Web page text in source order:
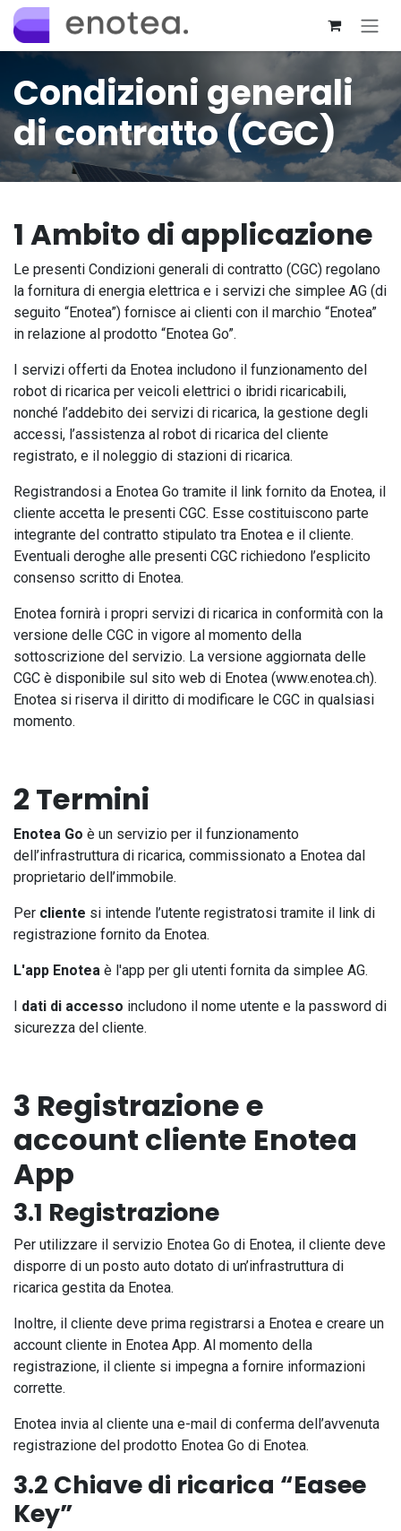
Passa al contenuto
Condizioni generali
di contratto (CGC)
1 Ambito di applicazione
Le presenti Condizioni generali di contratto (CGC) regolano
la fornitura di energia elettrica e i servizi che simplee AG (di
seguito “Enotea”) fornisce ai clienti con il marchio “Enotea”
in relazione al prodotto “Enotea Go”.
I servizi offerti da Enotea includono il funzionamento del
robot di ricarica per veicoli elettrici o ibridi ricaricabili,
nonché l’addebito dei servizi di ricarica, la gestione degli
accessi, l’assistenza al robot di ricarica del cliente
registrato, e il noleggio di stazioni di ricarica.
Registrandosi a Enotea Go tramite il link fornito da Enotea, il
cliente accetta le presenti CGC. Esse costituiscono parte
integrante del contratto stipulato tra Enotea e il cliente.
Eventuali deroghe alle presenti CGC richiedono l’esplicito
consenso scritto di Enotea.
Enotea fornirà i propri servizi di ricarica in conformità con la
versione delle CGC in vigore al momento della
sottoscrizione del servizio. La versione aggiornata delle
CGC è disponibile sul sito web di Enotea (www.enotea.ch).
Enotea si riserva il diritto di modificare le CGC in qualsiasi
momento.
2 Termini
Enotea Go è un servizio per il funzionamento
dell’infrastruttura di ricarica, commissionato a Enotea dal
proprietario dell’immobile.
Per cliente si intende l’utente registratosi tramite il link di
registrazione fornito da Enotea.
L'app Enotea è l'app per gli utenti fornita da simplee AG.
I dati di accesso includono il nome utente e la password di
sicurezza del cliente.
3 Registrazione e
account cliente Enotea
App
3.1 Registrazione
Per utilizzare il servizio Enotea Go di Enotea, il cliente deve
disporre di un posto auto dotato di un’infrastruttura di
ricarica gestita da Enotea.
Inoltre, il cliente deve prima registrarsi a Enotea e creare un
account cliente in Enotea App. Al momento della
registrazione, il cliente si impegna a fornire informazioni
corrette.
Enotea invia al cliente una e-mail di conferma dell’avvenuta
registrazione del prodotto Enotea Go di Enotea.
3.2 Chiave di ricarica “Easee
Key”